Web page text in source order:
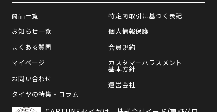
商品一覧
お知らせ一覧
よくある質問
マイページ
お問い合わせ
タイヤの特集・コラム
特定商取引に基づく表記
個人情報保護
会員規約
カスタマーハラスメント
基本方針
運営会社